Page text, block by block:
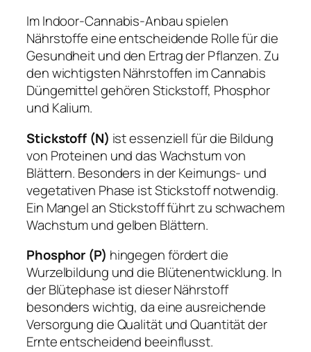
Im Indoor-Cannabis-Anbau spielen
Nährstoffe eine entscheidende Rolle für die
Gesundheit und den Ertrag der Pflanzen. Zu
den wichtigsten Nährstoffen im Cannabis
Düngemittel gehören Stickstoff, Phosphor
und Kalium.
Stickstoff (N) ist essenziell für die Bildung
von Proteinen und das Wachstum von
Blättern. Besonders in der Keimungs- und
vegetativen Phase ist Stickstoff notwendig.
Ein Mangel an Stickstoff führt zu schwachem
Wachstum und gelben Blättern.
Phosphor (P) hingegen fördert die
Wurzelbildung und die Blütenentwicklung. In
der Blütephase ist dieser Nährstoff
besonders wichtig, da eine ausreichende
Versorgung die Qualität und Quantität der
Ernte entscheidend beeinflusst.